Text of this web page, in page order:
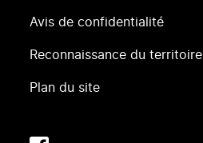
Avis de confidentialité
Reconnaissance du territoire
Plan du site